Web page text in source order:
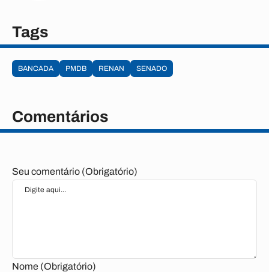
Tags
BANCADA PMDB RENAN SENADO
Comentários
Seu comentário (Obrigatório)
Nome (Obrigatório)